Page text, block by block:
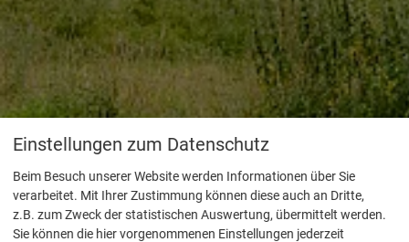
Einstellungen zum Datenschutz
Beim Besuch unserer Website werden Informationen über Sie
verarbeitet. Mit Ihrer Zustimmung können diese auch an Dritte,
z.B. zum Zweck der statistischen Auswertung, übermittelt werden.
Sie können die hier vorgenommenen Einstellungen jederzeit